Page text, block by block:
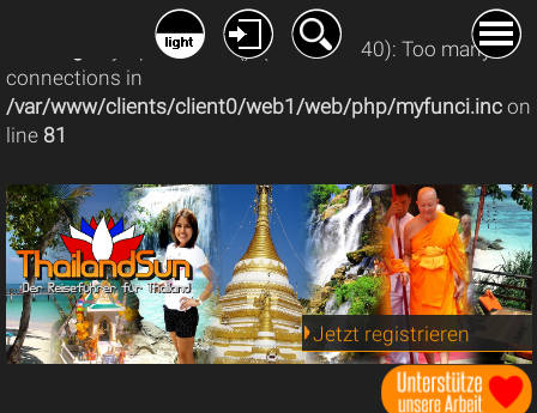
: mysqli_connect(): (08004/1040): Too many
connections in
/var/www/clients/client0/web1/web/php/myfunci.inc on
line 81
Jetzt registrieren